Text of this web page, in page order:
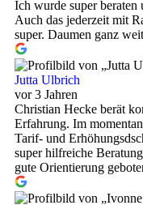
Ich wurde super beraten
Auch das jederzeit mit
super. Daumen ganz
Jutta Ulbrich
vor 3 Jahren
Christian Hecke berät
Erfahrung. Im
Tarif- und
super hilfreiche
gute Orientierung